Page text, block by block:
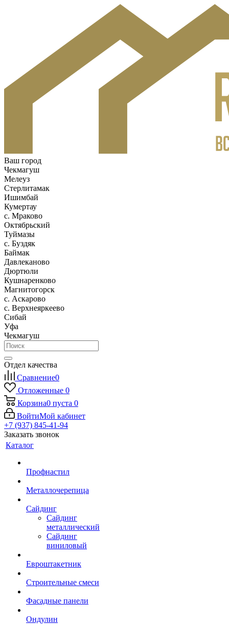
Ваш город
Чекмагуш
Мелеуз
Стерлитамак
Ишимбай
Кумертау
c. Мраково
Октябрьский
Туймазы
c. Буздяк
Баймак
Давлеканово
Дюртюли
Кушнаренково
Магнитогорск
с. Аскарово
с. Верхнеяркеево
Сибай
Уфа
Чекмагуш
Отдел качества
Сравнение0
Отложенные 0
Корзина0 пуста 0
ВойтиМой кабинет
+7 (937) 845-41-94
Заказать звонок
Каталог
Профнастил
Металлочерепица
Сайдинг
Сайдинг
металлический
Сайдинг
виниловый
Евроштакетник
Строительные смеси
Фасадные панели
Ондулин